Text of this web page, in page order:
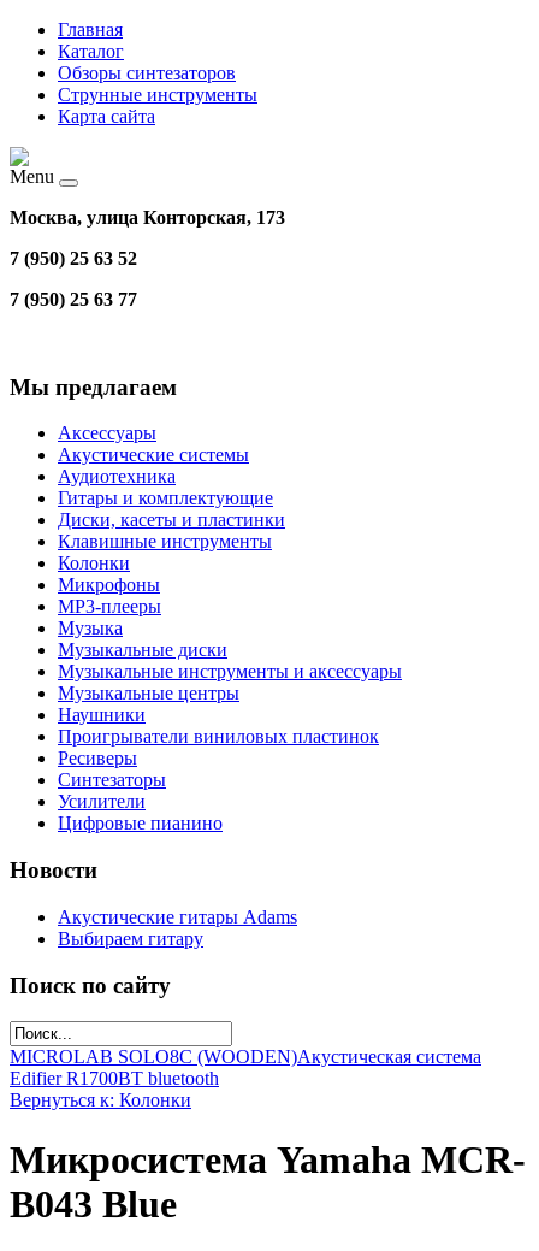
Главная
Каталог
Обзоры синтезаторов
Струнные инструменты
Карта сайта
Menu
Москва, улица Конторская, 173
7 (950) 25 63 52
7 (950) 25 63 77
Мы предлагаем
Аксессуары
Акустические системы
Аудиотехника
Гитары и комплектующие
Диски, касеты и пластинки
Клавишные инструменты
Колонки
Микрофоны
МР3-плееры
Музыка
Музыкальные диски
Музыкальные инструменты и аксессуары
Музыкальные центры
Наушники
Проигрыватели виниловых пластинок
Ресиверы
Синтезаторы
Усилители
Цифровые пианино
Новости
Акустические гитары Adams
Выбираем гитару
Поиск по сайту
MICROLAB SOLO8C (WOODEN)Акустическая система
Edifier R1700BT bluetooth
Вернуться к: Колонки
Микросистема Yamaha MCR-
B043 Blue